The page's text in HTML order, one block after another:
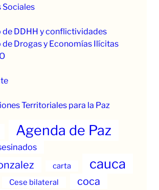
DDHH y conflictividades
Drogas y Economías Ilícitas
Territoriales para la Paz
Agenda de Paz
carta cauca
Cese bilateral coca